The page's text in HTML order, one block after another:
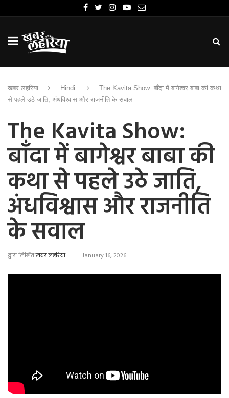
खबर लहरिया Hindi
The Kavita Show: बाँदा में बागेश्वर बाबा की कथा
से पहले उठे जाति, अंधविश्वास और राजनीति के सवाल
The Kavita Show:
बाँदा में बागेश्वर बाबा की
कथा से पहले उठे जाति,
अंधविश्वास और राजनीति
के सवाल
द्वारा लिखितखबर लहरिया January 16, 2026